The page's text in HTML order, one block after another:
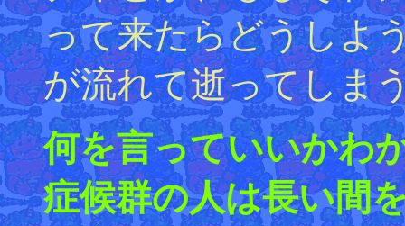
って来たらどうしよ
が流れて逝ってしま
何を言っていいかわ
症候群の人は長い間